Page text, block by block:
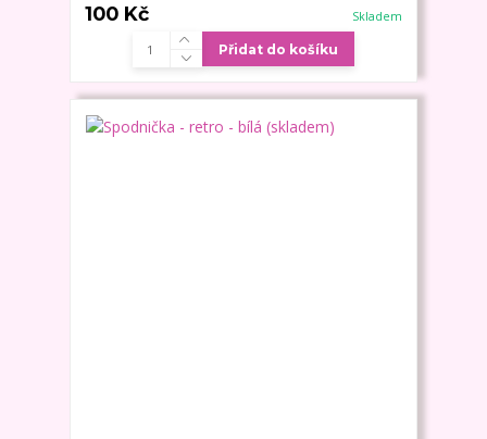
100 Kč Skladem
Přidat do košíku